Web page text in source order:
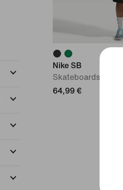
Nike SB
Skateboardshorts
64,99 €